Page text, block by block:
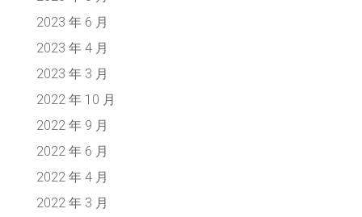
2023 年 6 月
2023 年 4 月
2023 年 3 月
2022 年 10 月
2022 年 9 月
2022 年 6 月
2022 年 4 月
2022 年 3 月